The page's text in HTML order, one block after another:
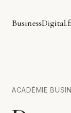
ACADÉMIE